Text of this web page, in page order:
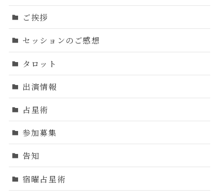
ご挨拶
セッションのご感想
タロット
出演情報
占星術
参加募集
告知
宿曜占星術